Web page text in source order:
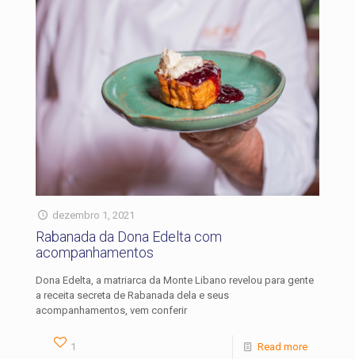
dezembro 1, 2021
Rabanada da Dona Edelta com
acompanhamentos
Dona Edelta, a matriarca da Monte Libano revelou para gente
a receita secreta de Rabanada dela e seus
acompanhamentos, vem conferir
1 Read more